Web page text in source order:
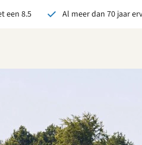
een 8.5 Al meer dan 70 jaar
De beste prijsgarantie
Exclusieve voordelen